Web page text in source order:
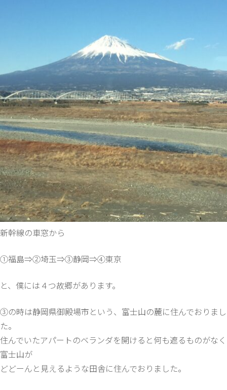
新幹線の車窓から
①福島⇒②埼玉⇒③静岡⇒④東京
と、僕には４つ故郷があります。
③の時は静岡県御殿場市という、富士山の麓に住んでおりまし
た。
住んでいたアパートのベランダを開けると何も遮るものがなく
富士山が
どどーんと見えるような田舎に住んでおりました。